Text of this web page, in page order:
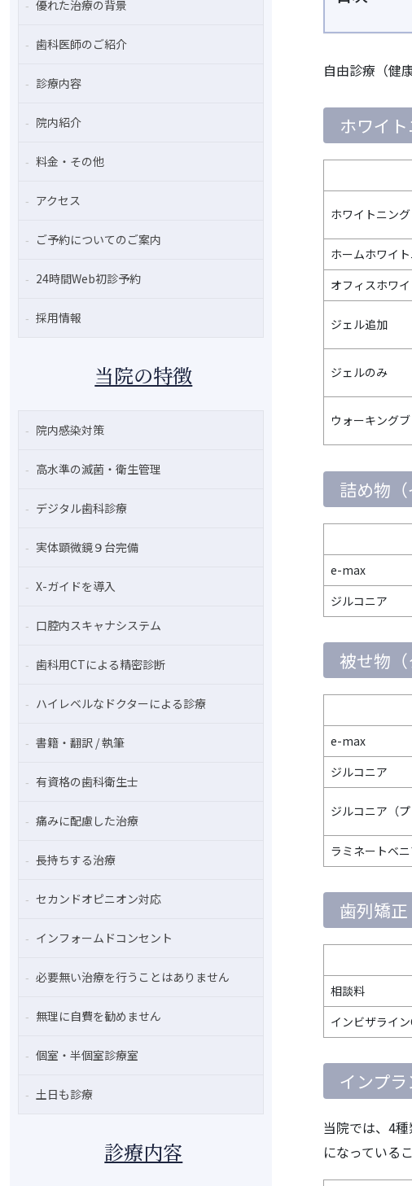
自由診療（健
ホワイ
ホワイトニング
ホームホワイ
オフィスホワ
ジェル追加
ジェルのみ
ウォーキング
詰め物（
e-max
ジルコニア
被せ物（
e-max
ジルコニア
ジルコニア（プ
ラミネートベ
歯列矯正
相談料
インビザライン
インプラ
当院では、4
になっている
優れた治療の背景
歯科医師のご紹介
診療内容
院内紹介
料金・その他
アクセス
ご予約についてのご案内
24時間Web初診予約
採用情報
当院の特徴
院内感染対策
高水準の滅菌・衛生管理
デジタル歯科診療
実体顕微鏡９台完備
X-ガイドを導入
口腔内スキャナシステム
歯科用CTによる精密診断
ハイレベルなドクターによる診療
書籍・翻訳 / 執筆
有資格の歯科衛生士
痛みに配慮した治療
長持ちする治療
セカンドオピニオン対応
インフォームドコンセント
必要無い治療を行うことはありません
無理に自費を勧めません
個室・半個室診療室
土日も診療
診療内容